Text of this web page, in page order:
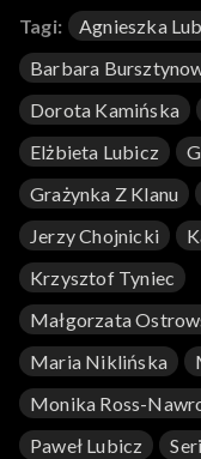
Tagi: Agnieszka
Barbara
Dorota Kamińska
Elżbieta Lubicz
Grażynka Z Klanu
Jerzy Chojnicki
Krzysztof Tyniec
Małgorzata
Maria Niklińska
Monika Ross-
Paweł Lubicz